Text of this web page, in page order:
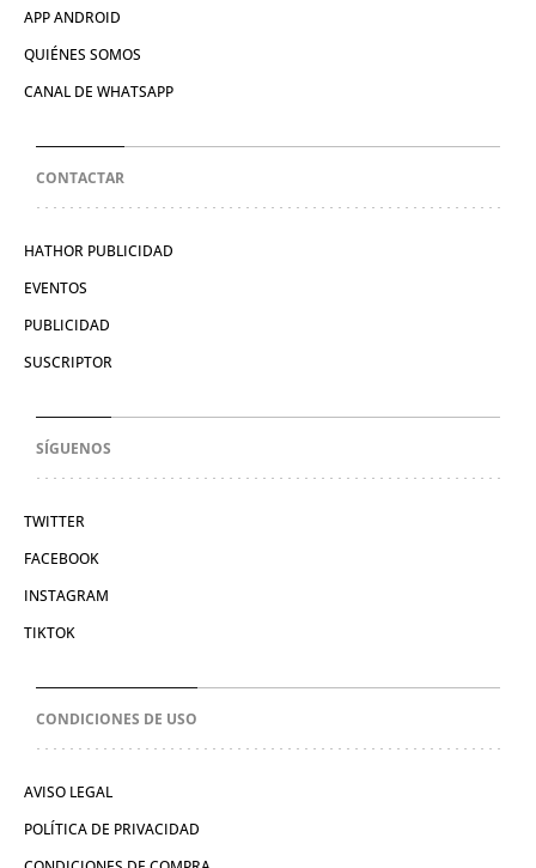
APP ANDROID
QUIÉNES SOMOS
CANAL DE WHATSAPP
CONTACTAR
HATHOR PUBLICIDAD
EVENTOS
PUBLICIDAD
SUSCRIPTOR
SÍGUENOS
TWITTER
FACEBOOK
INSTAGRAM
TIKTOK
CONDICIONES DE USO
AVISO LEGAL
POLÍTICA DE PRIVACIDAD